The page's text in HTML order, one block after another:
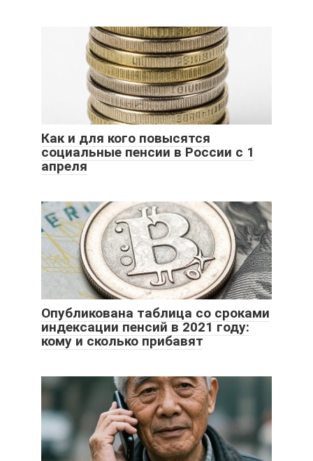
Как и для кого повысятся
социальные пенсии в России с 1
апреля
Опубликована таблица со сроками
индексации пенсий в 2021 году:
кому и сколько прибавят